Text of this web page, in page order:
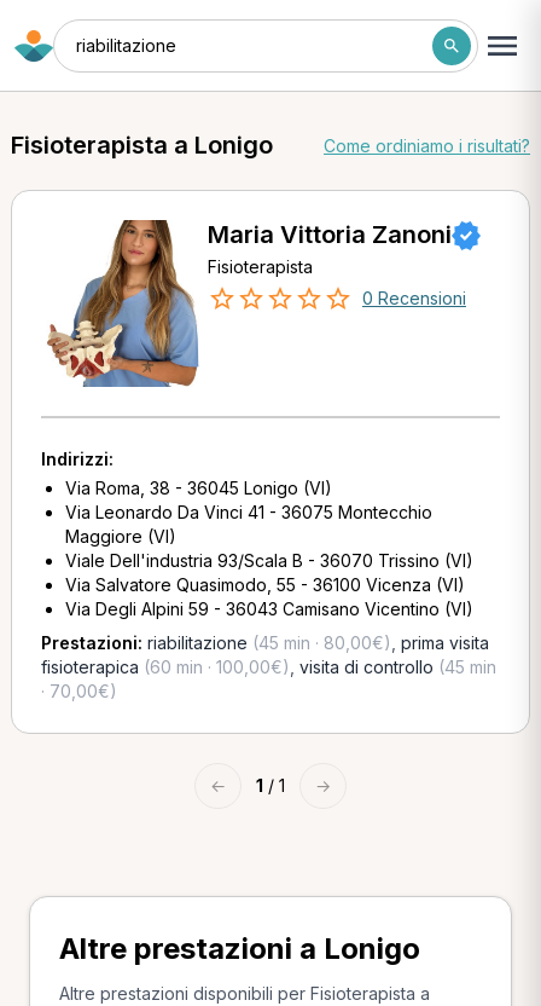
riabilitazione
Fisioterapista a Lonigo Come ordiniamo i risultati?
Maria Vittoria Zanoni
Fisioterapista
0 Recensioni
Indirizzi:
Via Roma, 38 - 36045 Lonigo (VI)
Via Leonardo Da Vinci 41 - 36075 Montecchio
Maggiore (VI)
Viale Dell'industria 93/Scala B - 36070 Trissino (VI)
Via Salvatore Quasimodo, 55 - 36100 Vicenza (VI)
Via Degli Alpini 59 - 36043 Camisano Vicentino (VI)
Prestazioni: riabilitazione (45 min · 80,00€) prima visita
fisioterapica (60 min · 100,00€) visita di controllo (45 min
· 70,00€)
← 1 / 1 →
Altre prestazioni a Lonigo
Altre prestazioni disponibili per Fisioterapista a